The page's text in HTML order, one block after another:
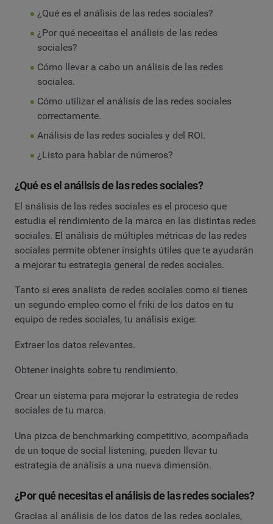
¿Qué es el análisis de las redes sociales?
¿Por qué necesitas el análisis de las redes
sociales?
Cómo llevar a cabo un análisis de las redes
sociales.
Cómo utilizar el análisis de las redes sociales
correctamente.
Análisis de las redes sociales y del ROI.
¿Listo para hablar de números?
¿Qué es el análisis de las redes sociales?
El análisis de las redes sociales es el proceso que
estudia el rendimiento de la marca en las distintas redes
sociales. El análisis de múltiples métricas de las redes
sociales permite obtener insights útiles que te ayudarán
a mejorar tu estrategia general de redes sociales.
Tanto si eres analista de redes sociales como si tienes
un segundo empleo como el friki de los datos en tu
equipo de redes sociales, tu análisis exige:
Extraer los datos relevantes.
Obtener insights sobre tu rendimiento.
Crear un sistema para mejorar la estrategia de redes
sociales de tu marca.
Una pizca de benchmarking competitivo, acompañada
de un toque de social listening, pueden llevar tu
estrategia de análisis a una nueva dimensión.
¿Por qué necesitas el análisis de las redes sociales?
Gracias al análisis de los datos de las redes sociales,